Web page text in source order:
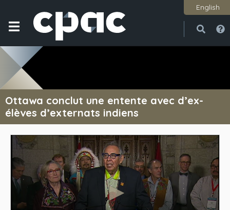
English
Ottawa conclut une entente avec d’ex-
élèves d’externats indiens